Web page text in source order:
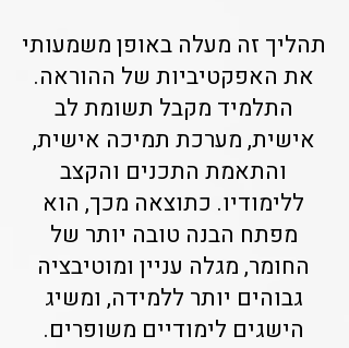
תהליך זה מעלה באופן משמעותי
את האפקטיביות של ההוראה.
התלמיד מקבל תשומת לב
אישית, מערכת תמיכה אישית,
והתאמת התכנים והקצב
ללימודיו. כתוצאה מכך, הוא
מפתח הבנה טובה יותר של
החומר, מגלה עניין ומוטיבציה
גבוהים יותר ללמידה, ומשיג
הישגים לימודיים משופרים.